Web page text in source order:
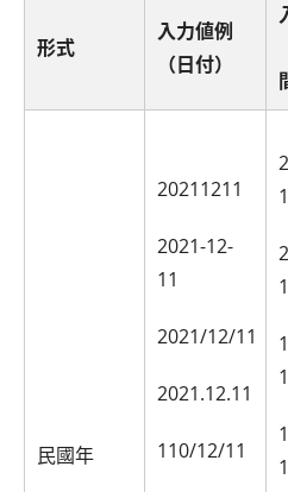
形式
入力値例
（日付）
民國年
20211211
2021-12-
11
2021/12/11
2021.12.11
110/12/11